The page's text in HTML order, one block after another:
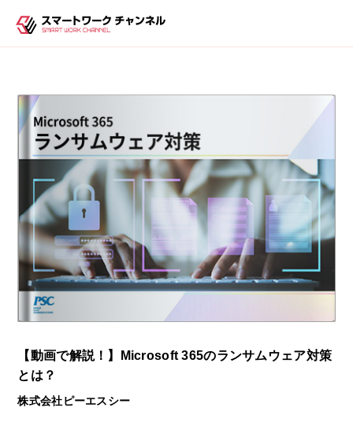
【動画で解説！】Microsoft 365のランサムウェア対策
とは？
株式会社ピーエスシー